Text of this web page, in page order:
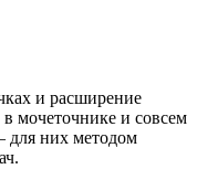
и расширение
мочеточнике и совсем
для них методом